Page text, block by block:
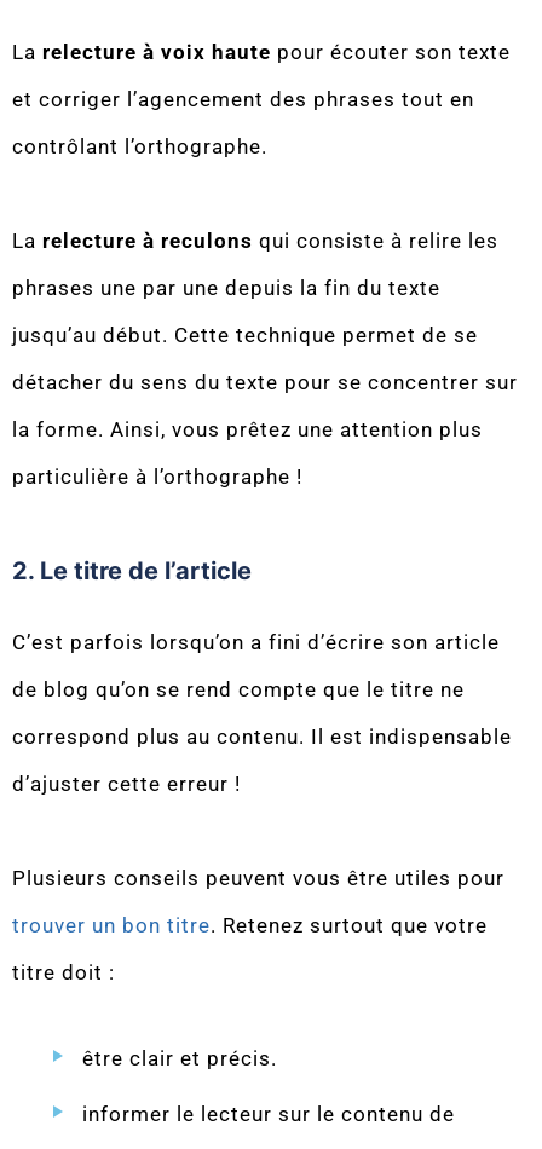
La relecture à voix haute pour écouter son texte
et corriger l’agencement des phrases tout en
contrôlant l’orthographe.
La relecture à reculons qui consiste à relire les
phrases une par une depuis la fin du texte
jusqu’au début. Cette technique permet de se
détacher du sens du texte pour se concentrer sur
la forme. Ainsi, vous prêtez une attention plus
particulière à l’orthographe !
2. Le titre de l’article
C’est parfois lorsqu’on a fini d’écrire son article
de blog qu’on se rend compte que le titre ne
correspond plus au contenu. Il est indispensable
d’ajuster cette erreur !
Plusieurs conseils peuvent vous être utiles pour
trouver un bon titre. Retenez surtout que votre
titre doit :
être clair et précis.
informer le lecteur sur le contenu de